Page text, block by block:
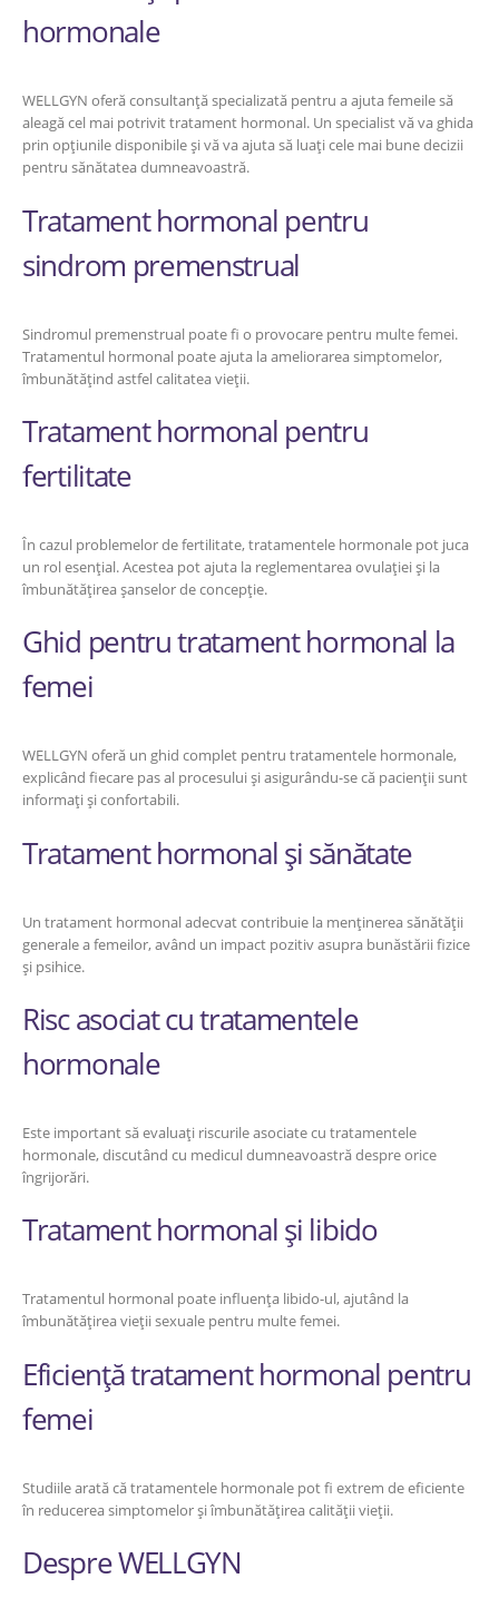
hormonale
WELLGYN oferă consultanță specializată pentru a ajuta femeile să
aleagă cel mai potrivit tratament hormonal. Un specialist vă va ghida
prin opțiunile disponibile și vă va ajuta să luați cele mai bune decizii
pentru sănătatea dumneavoastră.
Tratament hormonal pentru
sindrom premenstrual
Sindromul premenstrual poate fi o provocare pentru multe femei.
Tratamentul hormonal poate ajuta la ameliorarea simptomelor,
îmbunătățind astfel calitatea vieții.
Tratament hormonal pentru
fertilitate
În cazul problemelor de fertilitate, tratamentele hormonale pot juca
un rol esențial. Acestea pot ajuta la reglementarea ovulației și la
îmbunătățirea șanselor de concepție.
Ghid pentru tratament hormonal la
femei
WELLGYN oferă un ghid complet pentru tratamentele hormonale,
explicând fiecare pas al procesului și asigurându-se că pacienții sunt
informați și confortabili.
Tratament hormonal și sănătate
Un tratament hormonal adecvat contribuie la menținerea sănătății
generale a femeilor, având un impact pozitiv asupra bunăstării fizice
și psihice.
Risc asociat cu tratamentele
hormonale
Este important să evaluați riscurile asociate cu tratamentele
hormonale, discutând cu medicul dumneavoastră despre orice
îngrijorări.
Tratament hormonal și libido
Tratamentul hormonal poate influența libido-ul, ajutând la
îmbunătățirea vieții sexuale pentru multe femei.
Eficiență tratament hormonal pentru
femei
Studiile arată că tratamentele hormonale pot fi extrem de eficiente
în reducerea simptomelor și îmbunătățirea calității vieții.
Despre WELLGYN